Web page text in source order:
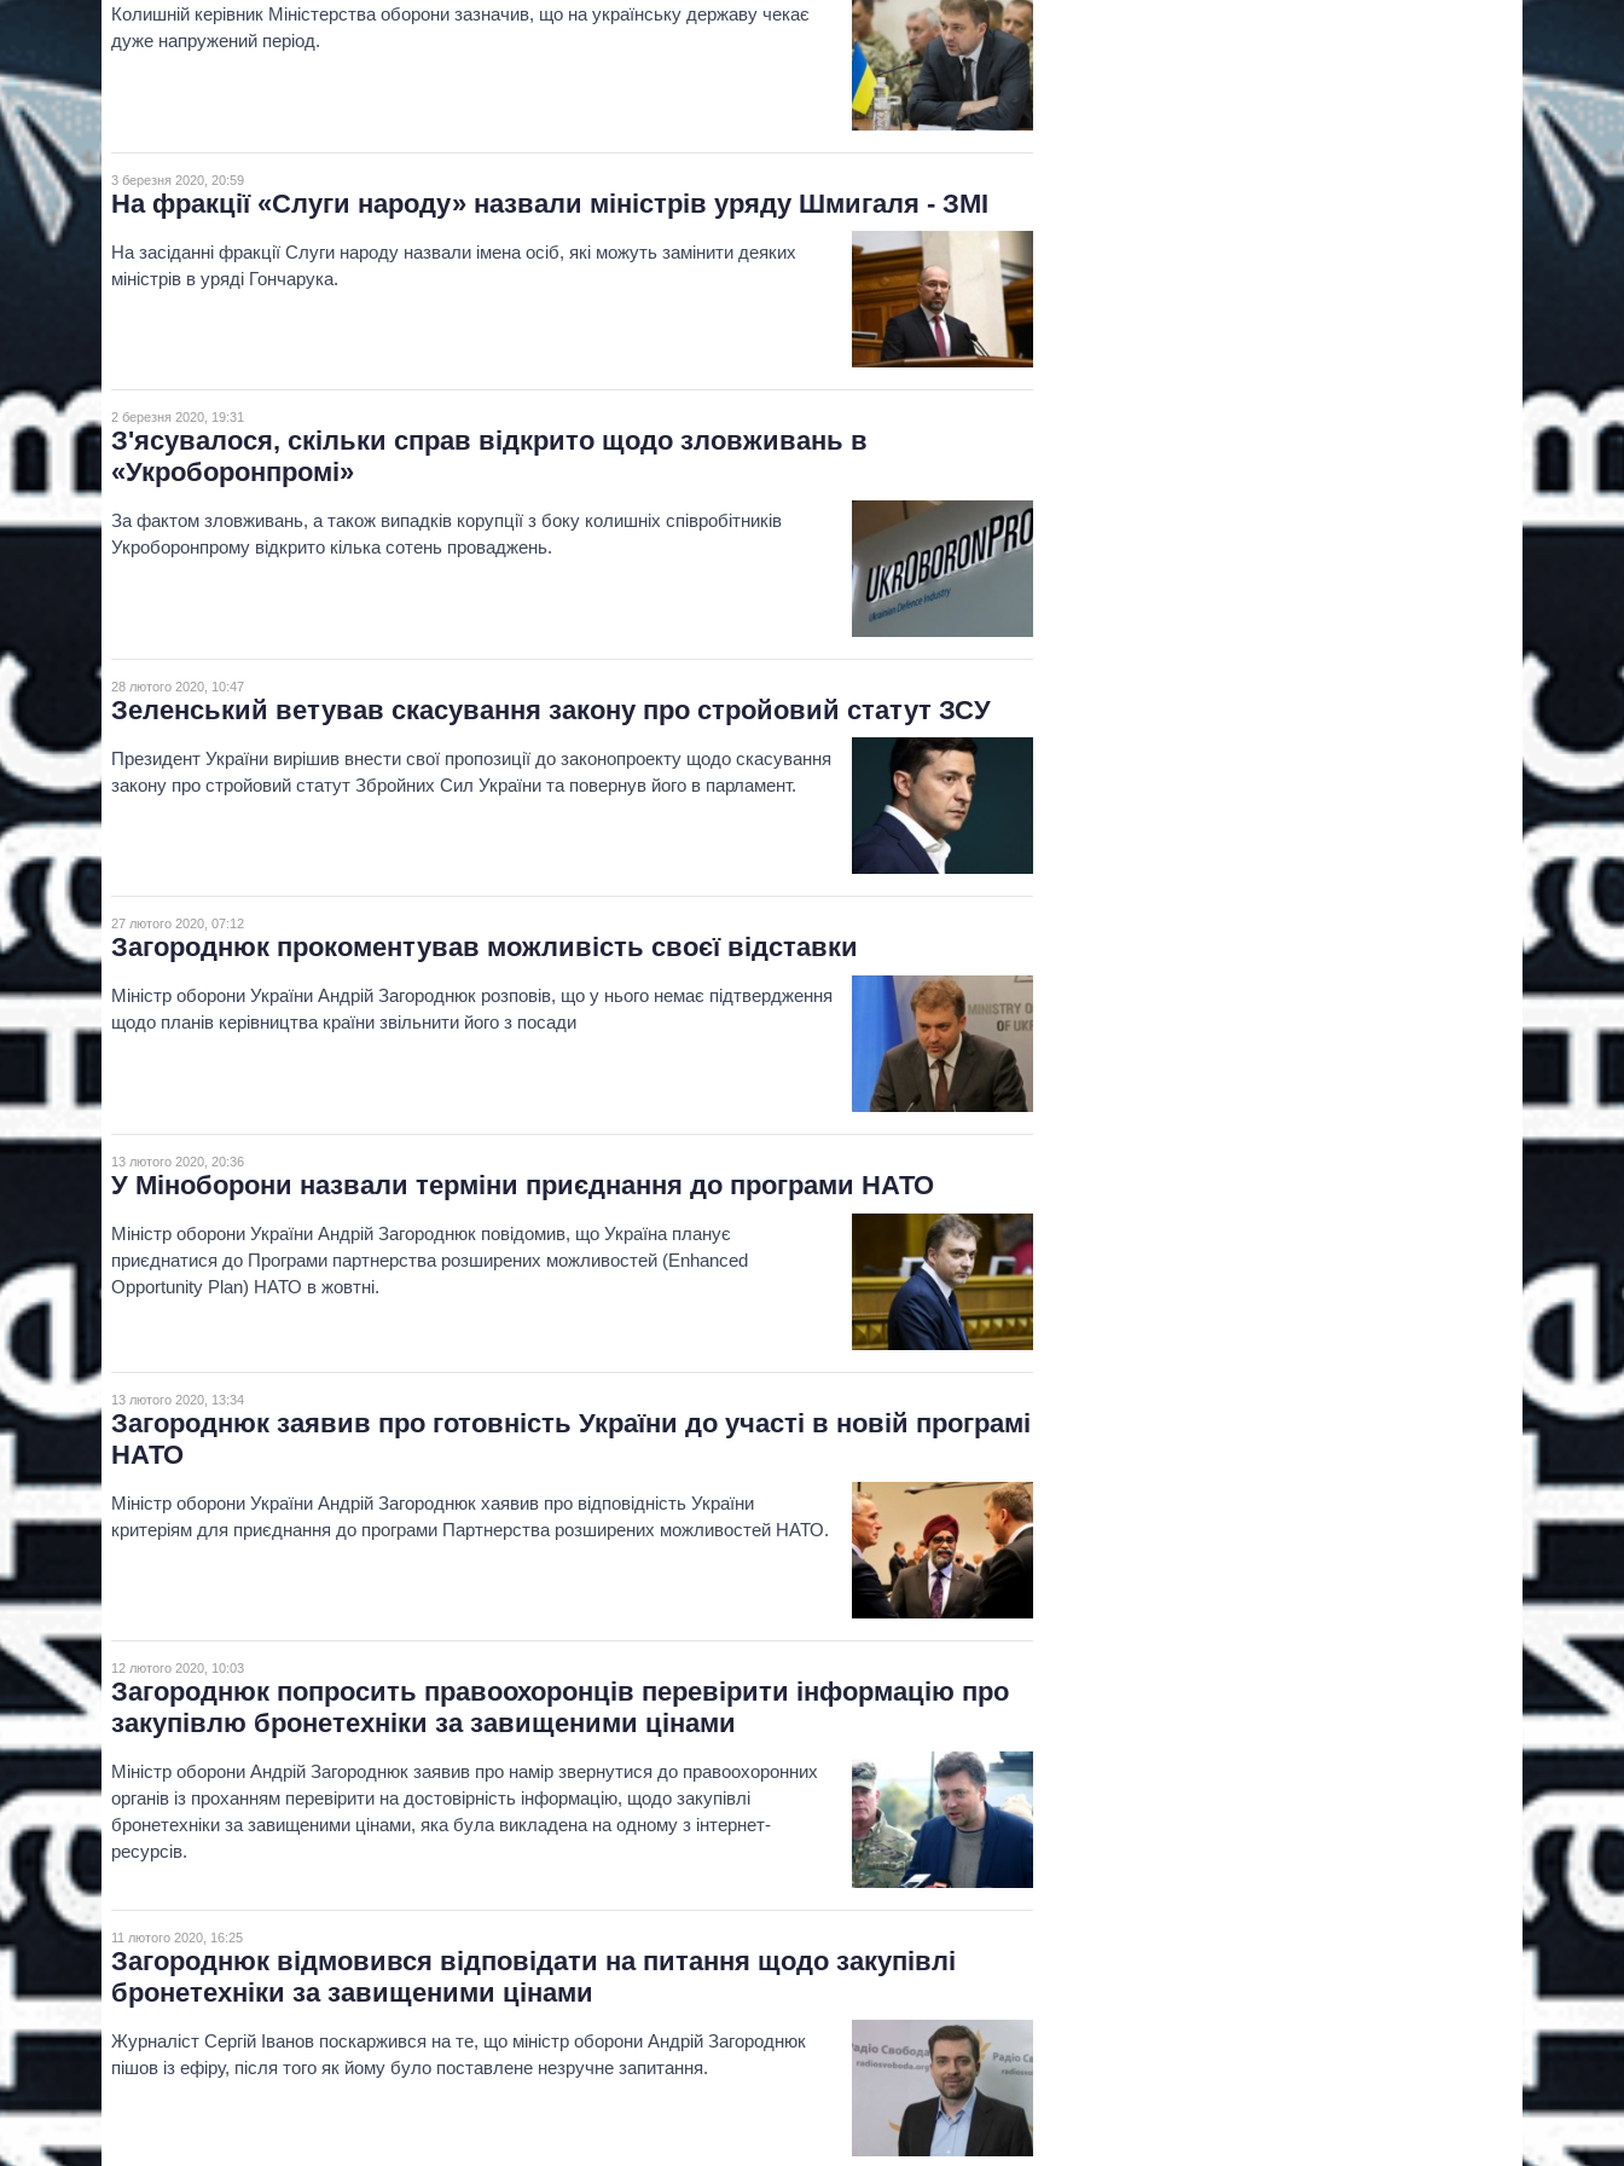
Колишній керівник Міністерства оборони зазначив, що на українську державу чекає
дуже напружений період.
3 березня 2020, 20:59
На фракції «Слуги народу» назвали міністрів уряду Шмигаля - ЗМІ
На засіданні фракції Слуги народу назвали імена осіб, які можуть замінити деяких
міністрів в уряді Гончарука.
2 березня 2020, 19:31
З'ясувалося, скільки справ відкрито щодо зловживань в
«Укроборонпромі»
За фактом зловживань, а також випадків корупції з боку колишніх співробітників
Укроборонпрому відкрито кілька сотень проваджень.
28 лютого 2020, 10:47
Зеленський ветував скасування закону про стройовий статут ЗСУ
Президент України вирішив внести свої пропозиції до законопроекту щодо скасування
закону про стройовий статут Збройних Сил України та повернув його в парламент.
27 лютого 2020, 07:12
Загороднюк прокоментував можливість своєї відставки
Міністр оборони України Андрій Загороднюк розповів, що у нього немає підтвердження
щодо планів керівництва країни звільнити його з посади
13 лютого 2020, 20:36
У Міноборони назвали терміни приєднання до програми НАТО
Міністр оборони України Андрій Загороднюк повідомив, що Україна планує
приєднатися до Програми партнерства розширених можливостей (Enhanced
Opportunity Plan) НАТО в жовтні.
13 лютого 2020, 13:34
Загороднюк заявив про готовність України до участі в новій програмі
НАТО
Міністр оборони України Андрій Загороднюк хаявив про відповідність України
критеріям для приєднання до програми Партнерства розширених можливостей НАТО.
12 лютого 2020, 10:03
Загороднюк попросить правоохоронців перевірити інформацію про
закупівлю бронетехніки за завищеними цінами
Міністр оборони Андрій Загороднюк заявив про намір звернутися до правоохоронних
органів із проханням перевірити на достовірність інформацію, щодо закупівлі
бронетехніки за завищеними цінами, яка була викладена на одному з інтернет-
ресурсів.
11 лютого 2020, 16:25
Загороднюк відмовився відповідати на питання щодо закупівлі
бронетехніки за завищеними цінами
Журналіст Сергій Іванов поскаржився на те, що міністр оборони Андрій Загороднюк
пішов із ефіру, після того як йому було поставлене незручне запитання.